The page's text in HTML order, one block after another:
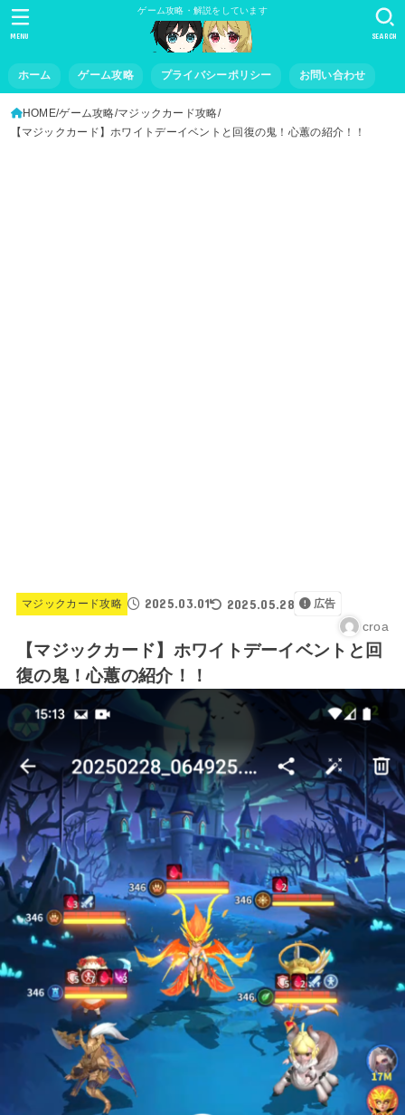
ゲーム攻略・解説をしています
ホーム ゲーム攻略 プライバシーポリシー お問い合わせ
SEARCH
MENU
HOME ゲーム攻略 マジックカード攻略
【マジックカード】ホワイトデーイベントと回復の鬼！心蕙の紹介！！
マジックカード攻略 2025.03.01 2025.05.28 広告
croa
【マジックカード】ホワイトデーイベントと回
復の鬼！心蕙の紹介！！